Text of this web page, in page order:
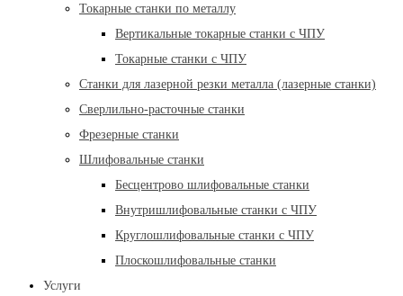
Токарные станки по металлу
Вертикальные токарные станки с ЧПУ
Токарные станки с ЧПУ
Станки для лазерной резки металла (лазерные станки)
Сверлильно-расточные станки
Фрезерные станки
Шлифовальные станки
Бесцентрово шлифовальные станки
Внутришлифовальные станки с ЧПУ
Круглошлифовальные станки с ЧПУ
Плоскошлифовальные станки
Услуги